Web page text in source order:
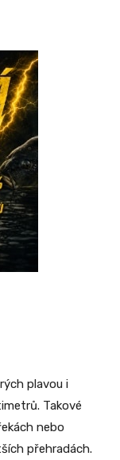
plavou i
Takové
nebo
přehradách.